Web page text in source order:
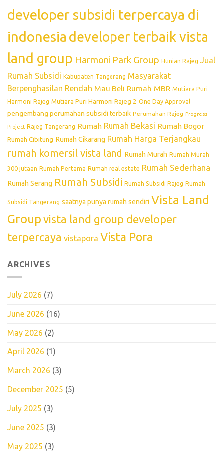
developer subsidi terpercaya di
indonesia developer terbaik vista
land group Harmoni Park Group Hunian Rajeg Jual
Rumah Subsidi Kabupaten Tangerang Masyarakat
Berpenghasilan Rendah Mau Beli Rumah MBR Mutiara Puri
Harmoni Rajeg Mutiara Puri Harmoni Rajeg 2 One Day Approval
pengembang perumahan subsidi terbaik Perumahan Rajeg Progress
Project Rajeg Tangerang Rumah Rumah Bekasi Rumah Bogor
Rumah Cibitung Rumah Cikarang Rumah Harga Terjangkau
rumah komersil vista land Rumah Murah Rumah Murah
300 jutaan Rumah Pertama Rumah real estate Rumah Sederhana
Rumah Serang Rumah Subsidi Rumah Subsidi Rajeg Rumah
Subsidi Tangerang saatnya punya rumah sendiri Vista Land
Group vista land group developer
terpercaya vistapora Vista Pora
ARCHIVES
July 2026 (7)
June 2026 (16)
May 2026 (2)
April 2026 (1)
March 2026 (3)
December 2025 (5)
July 2025 (3)
June 2025 (3)
May 2025 (3)